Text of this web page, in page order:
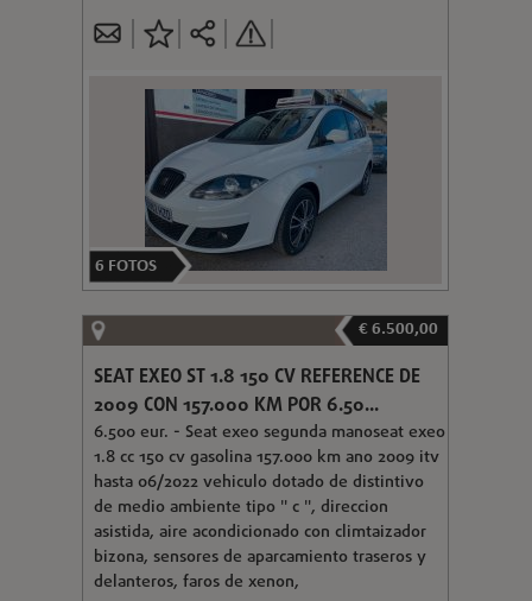
6 FOTOS
€ 6.500,00
SEAT EXEO ST 1.8 150 CV REFERENCE DE
2009 CON 157.000 KM POR 6.50...
6.500 eur. - Seat exeo segunda manoseat exeo
1.8 cc 150 cv gasolina 157.000 km ano 2009 itv
hasta 06/2022 vehiculo dotado de distintivo
de medio ambiente tipo " c ", direccion
asistida, aire acondicionado con climtaizador
bizona, sensores de aparcamiento traseros y
delanteros, faros de xenon,